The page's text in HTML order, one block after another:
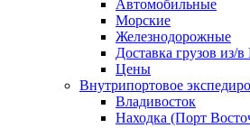
Автомобильные
Морские
Железнодорожные
Доставка грузов из/
Цены
Внутрипортовое
Владивосток
Находка (Порт